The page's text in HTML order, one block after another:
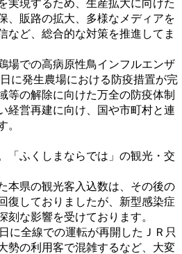
実現するため、生産拡大に向けた
、販路の拡大、多様なメディアを
など、総合的な対策を推進してま
場での高病原性鳥インフルエンザ
に発生農場における防疫措置が完
等の解除に向けた万全の防疫体制
経営再建に向け、国や市町村と連
。
「ふくしまならでは」の観光・交
本県の観光客入込数は、その後の
復しておりましたが、新型感染症
刻な影響を受けております。
に全線での運転が再開したＪＲ只
勢の利用客で混雑するなど、大変